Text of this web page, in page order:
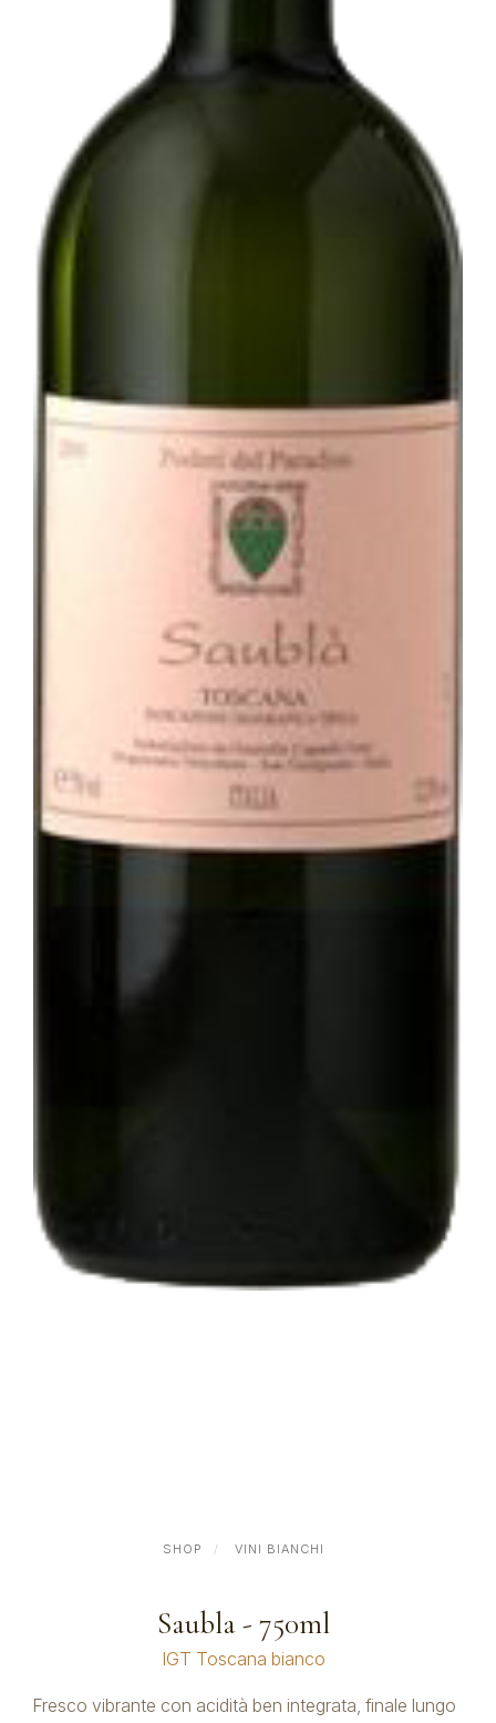
SHOP VINI BIANCHI
Saubla - 750ml
IGT Toscana bianco
Fresco vibrante con acidità ben integrata, finale lungo